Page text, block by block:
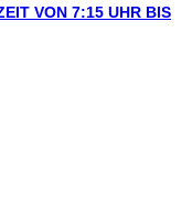
VON 7:15 UHR BIS